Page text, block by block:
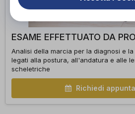
ESAME EFFETTUATO DA
Analisi della marcia per la diagnosi e
legati alla postura, all'andatura e alle
scheletriche
Richiedi